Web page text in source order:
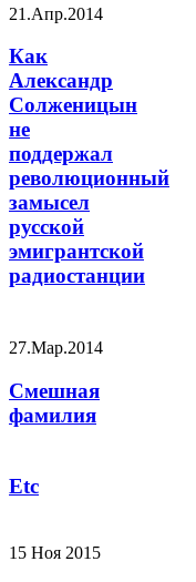
21.Апр.2014
Как
Александр
Солженицын
не
поддержал
революционный
замысел
русской
эмигрантской
радиостанции
27.Мар.2014
Смешная
фамилия
Etc
15 Ноя 2015